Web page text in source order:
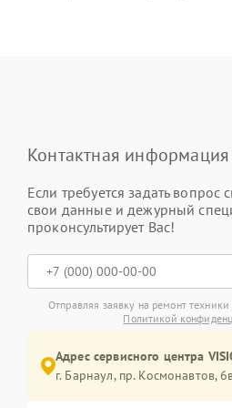
Контактная информация
Если требуется задать вопрос
свои данные и дежурный
проконсультирует Вас!
Отправляя заявку на ремонт
Политикой
Адрес сервисного центра
г. Барнаул, ​пр. Космонавтов,